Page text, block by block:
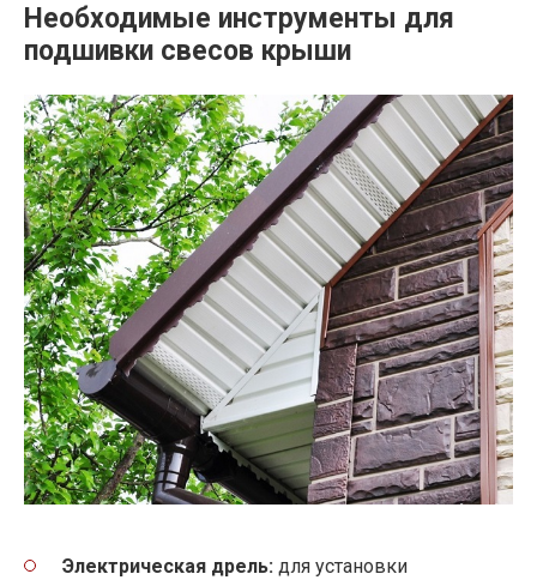
Необходимые инструменты для
подшивки свесов крыши
Электрическая дрель: для установки